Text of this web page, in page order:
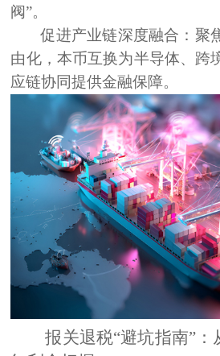
阀”。
促进产业链深度融合： 聚
由化，本币互换为半导体、跨
应链协同提供金融保障。
报关退税“避坑指南”